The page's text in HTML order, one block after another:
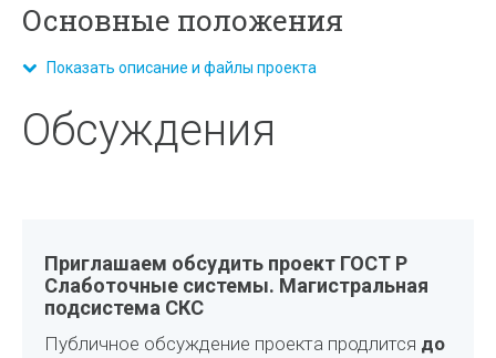
Основные положения
Показать описание и файлы проекта
Обсуждения
Приглашаем обсудить проект ГОСТ Р
Слаботочные системы. Магистральная
подсистема СКС
Публичное обсуждение проекта продлится до